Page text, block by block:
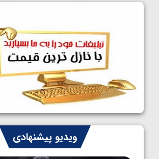
کشتی آزاد نوجوانان جهان؛ رقبای نمایندگان
ایران مشخص شدند
1405/05/08
کشتی فرنگی نوجوانان جهان؛ سکوی تیمی
سوم برای ایران
1405/05/07
ایران چشم به راه چهار مدال در پنج وزن دوم
کشتی فرنگی نوجوانان جهانویدیو پیشنهادی